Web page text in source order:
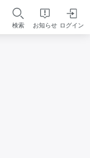
検索 お知らせ ログイン